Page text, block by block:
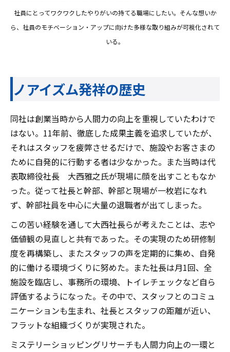
社員にとってワクワクしたやりがいの持てる職場にしたい。そんな想いか
ら、社員のモチベーション・アップに向けた多様な取り組みが可視化されて
いる。
ノアイズム発祥の歴史
同社は創業当時から人間力の向上を重視していたわけで
はない。11年前、徹底した成果主義を追求していたが、
それはスタッフを疲弊させるだけで、施設やお客さまの
ために自発的に行動する者は少なかった。また当時は代
表取締役社長 大西雅之氏が現場に顔を出すこともなか
った。従って社長と幹部、幹部と現場が一枚岩になれ
ず、幹部社員を中心に大量の退職者が出てしまった。
この苦い経験を通して大西社長らが考えたことは、志や
価値観の見直しと共有であった。その実現のため研修制
度を再構築し、またスタッフの声を定期的に集め、自発
的に働ける環境づくりに努めた。また社長は月1回、全
施設を臨店し、事務所の環境、トイレチェックなど自ら
評価するようになった。その中で、スタッフとのコミュ
ニケーションも生まれ、社長とスタッフの距離が近い、
フラットな組織づくりが実現された。
ミステリーショッピングリサーチも人間力向上の一環と